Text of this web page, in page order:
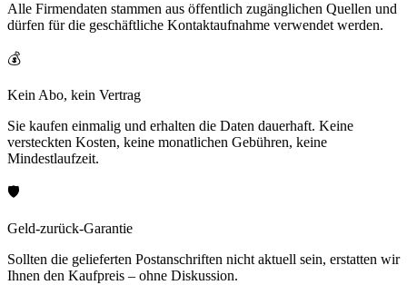
Alle Firmendaten stammen aus öffentlich zugänglichen Quellen und
dürfen für die geschäftliche Kontaktaufnahme verwendet werden.
💰
Kein Abo, kein Vertrag
Sie kaufen einmalig und erhalten die Daten dauerhaft. Keine
versteckten Kosten, keine monatlichen Gebühren, keine
Mindestlaufzeit.
🛡️
Geld-zurück-Garantie
Sollten die gelieferten Postanschriften nicht aktuell sein, erstatten wir
Ihnen den Kaufpreis – ohne Diskussion.